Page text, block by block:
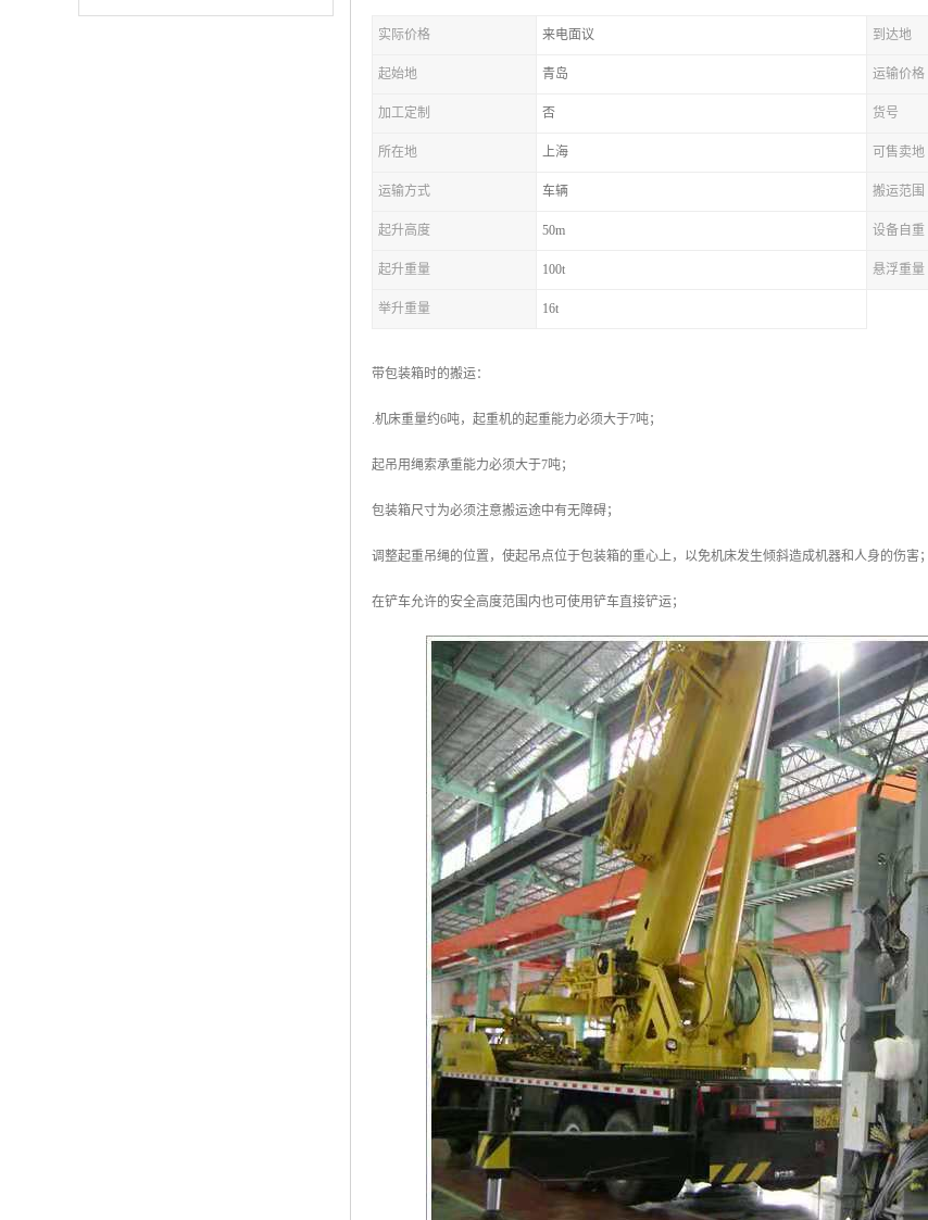
实际价格 来电面议 到达地
起始地 青岛 运输价格
加工定制 否 货号
所在地 上海 可售卖地
运输方式 车辆 搬运范围
起升高度 50m 设备自重
起升重量 100t 悬浮重量
举升重量 16t
带包装箱时的搬运：
.机床重量约6吨，起重机的起重能力必须大于7吨；
起吊用绳索承重能力必须大于7吨；
包装箱尺寸为必须注意搬运途中有无障碍；
调整起重吊绳的位置，使起吊点位于包装箱的重心上，以免机床发生倾斜造成机器和人身的伤害；
在铲车允许的安全高度范围内也可使用铲车直接铲运；